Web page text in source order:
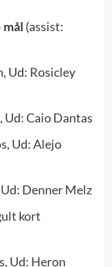
mål (assist:
Ud: Rosicley
Ud: Caio Dantas
Ud: Alejo
Denner Melz
kort
Ud: Heron